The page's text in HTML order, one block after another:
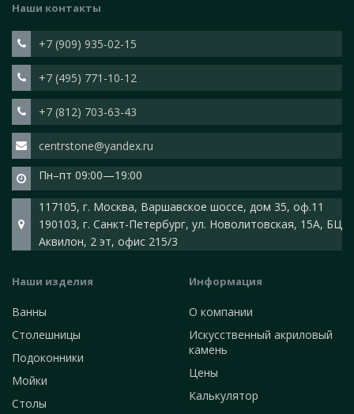
Наши контакты
+7 (909) 935-02-15
+7 (495) 771-10-12
+7 (812) 703-63-43
centrstone@yandex.ru
Пн–пт 09:00—19:00
117105, г. Москва, Варшавское шоссе, дом 35, оф.11
190103, г. Санкт-Петербург, ул. Новолитовская, 15А, БЦ
Аквилон, 2 эт, офис 215/3
Наши изделия
Ванны
Столешницы
Подоконники
Мойки
Столы
Информация
О компании
Искусственный акриловый
камень
Цены
Калькулятор